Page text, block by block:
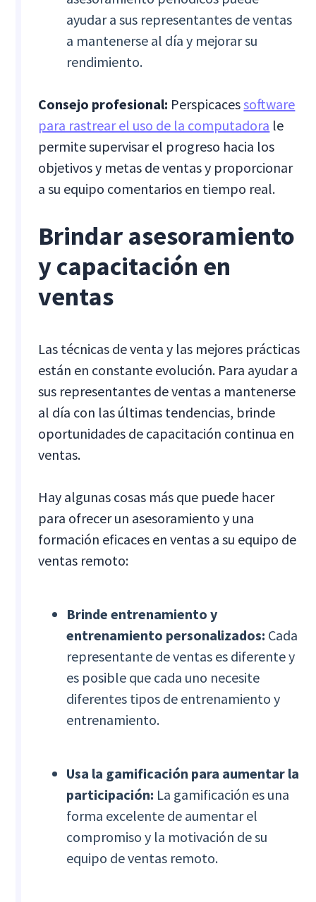
ayudar a sus representantes de ventas
a mantenerse al día y mejorar su
rendimiento.
Consejo profesional: Perspicacessoftware
para rastrear el uso de la computadora le
permite supervisar el progreso hacia los
objetivos y metas de ventas y proporcionar
a su equipo comentarios en tiempo real.
Brindar asesoramiento
y capacitación en
ventas
Las técnicas de venta y las mejores prácticas
están en constante evolución. Para ayudar a
sus representantes de ventas a mantenerse
al día con las últimas tendencias, brinde
oportunidades de capacitación continua en
ventas.
Hay algunas cosas más que puede hacer
para ofrecer un asesoramiento y una
formación eficaces en ventas a su equipo de
ventas remoto:
Brinde entrenamiento y
entrenamiento personalizados: Cada
representante de ventas es diferente y
es posible que cada uno necesite
diferentes tipos de entrenamiento y
entrenamiento.
Usa la gamificación para aumentar la
participación: La gamificación es una
forma excelente de aumentar el
compromiso y la motivación de su
equipo de ventas remoto.